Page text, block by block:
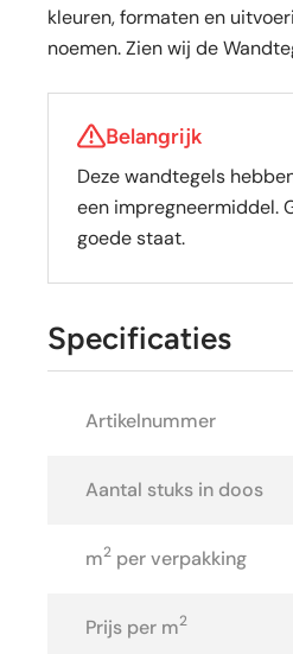
kleuren, formaten en
noemen. Zien wij de
Belangrijk
Deze wandtegels
een impregneermiddel.
goede staat.
Specificaties
Artikelnummer
Aantal stuks in doos
m2 per verpakking
Prijs per m2